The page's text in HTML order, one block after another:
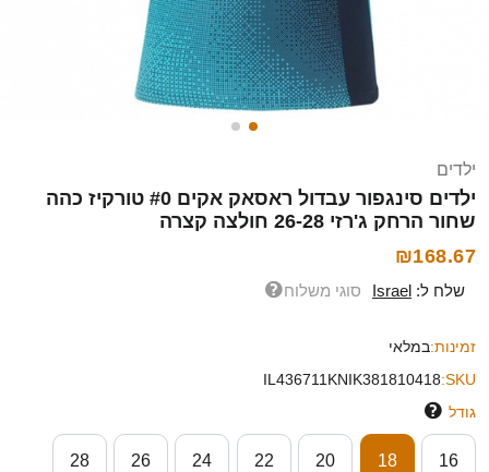
ילדים
ילדים סינגפור עבדול ראסאק אקים #0 טורקיז כהה
שחור הרחק ג'רזי 26-28 חולצה קצרה
₪168.67
שלח ל: Israel סוגי משלוח
זמינות:במלאי
SKU:
IL436711KNIK381810418
גודל
16
18
20
22
24
26
28